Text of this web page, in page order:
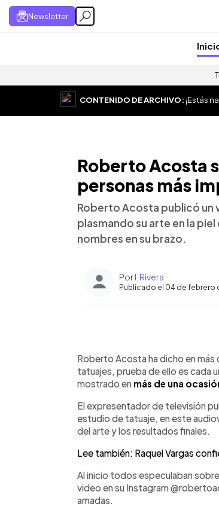
Newsletter
CONTENIDO DE ARCHIVO:¡Estás
Roberto Acosta
personas más
Roberto Acosta publicó un
plasmando su arte en la
nombres en su brazo.
PorI. Rivera
Publicado el 04 de febrero
► Escuchar artículo
Roberto Acosta ha dicho en más
tatuajes, prueba de ello es cada
mostrado en más de una
El expresentador de televisión
estudio de tatuaje, en este
del arte y los resultados finales.
Lee también: Raquel Vargas
Al inicio todos especulaban
video en su Instagram
amadas.